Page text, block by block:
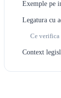
Exemple pe
Legatura cu
Ce verifica
Context